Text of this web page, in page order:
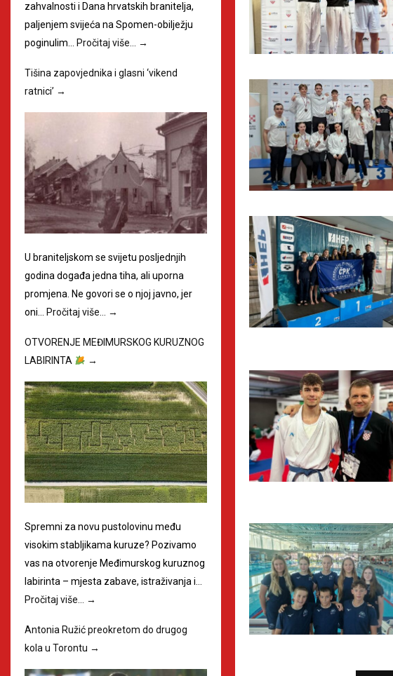
zahvalnosti i Dana hrvatskih branitelja,
paljenjem svijeća na Spomen-obilježju
poginulim… Pročitaj više… →
Tišina zapovjednika i glasni ‘vikend
ratnici’ →
U braniteljskom se svijetu posljednjih
godina događa jedna tiha, ali uporna
promjena. Ne govori se o njoj javno, jer
oni…
Pročitaj više… →
OTVORENJE MEĐIMURSKOG KURUZNOG
LABIRINTA
→
Spremni za novu pustolovinu među
visokim stabljikama kuruze? Pozivamo
vas na otvorenje Međimurskog kuruznog
labirinta – mjesta zabave, istraživanja i…
Pročitaj više… →
Antonia Ružić preokretom do drugog
kola u Torontu →